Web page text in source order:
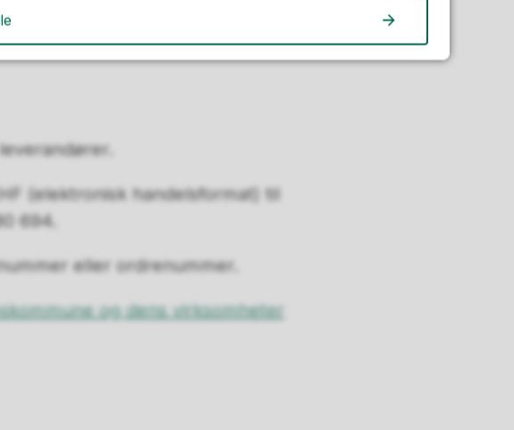
(elektronisk handelsformat) til
694.
eller ordrenummer.
og dens virksomheter